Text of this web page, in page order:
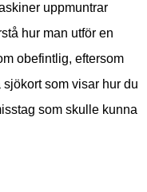
uppmuntrar
hur man utför en
obefintlig, eftersom
som visar hur du
som skulle kunna